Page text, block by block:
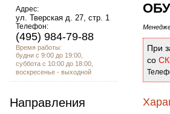
Адрес:
ул. Тверская д. 27, стр. 1
Телефон:
(495) 984-79-88
Время работы:
будни с 9:00 до 19:00,
суббота с 10:00 до 18:00,
воскресенье - выходной
Направления
При
со